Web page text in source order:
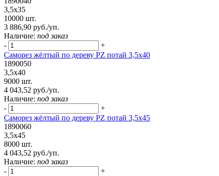
3,5х35
10000 шт.
3 886,90 руб./уп.
Наличие: под заказ
-
+
Саморез жёлтый по дереву PZ потай 3,5х40
1890050
3,5х40
9000 шт.
4 043,52 руб./уп.
Наличие: под заказ
-
+
Саморез жёлтый по дереву PZ потай 3,5х45
1890060
3,5х45
8000 шт.
4 043,52 руб./уп.
Наличие: под заказ
-
+